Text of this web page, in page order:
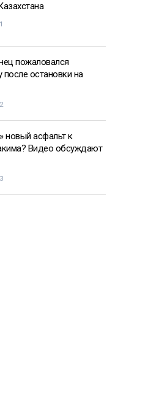
пожаловался
остановки на
новый асфальт к
Видео обсуждают